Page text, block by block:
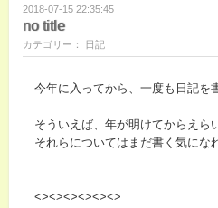
2018-07-15 22:35:45
no title
カテゴリー： 日記
今年に入ってから、一度も日記を
そういえば、年が明けてからえら
それらについてはまだ書く気にな
<><><><><><>